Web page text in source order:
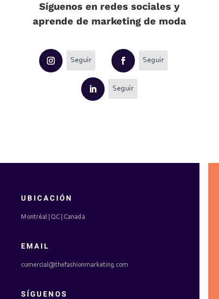
Síguenos en redes sociales y
aprende de marketing de moda
Seguir Seguir
Seguir
UBICACIÓN
Montréal | QC | Canada
EMAIL
comercial@thefashionmarketing.com
SÍGUENOS